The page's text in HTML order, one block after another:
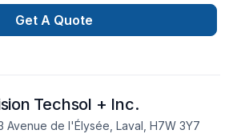
!
Get A Quote
Techsol + Inc.
Avenue de l'Élysée, Laval, H7W 3Y7